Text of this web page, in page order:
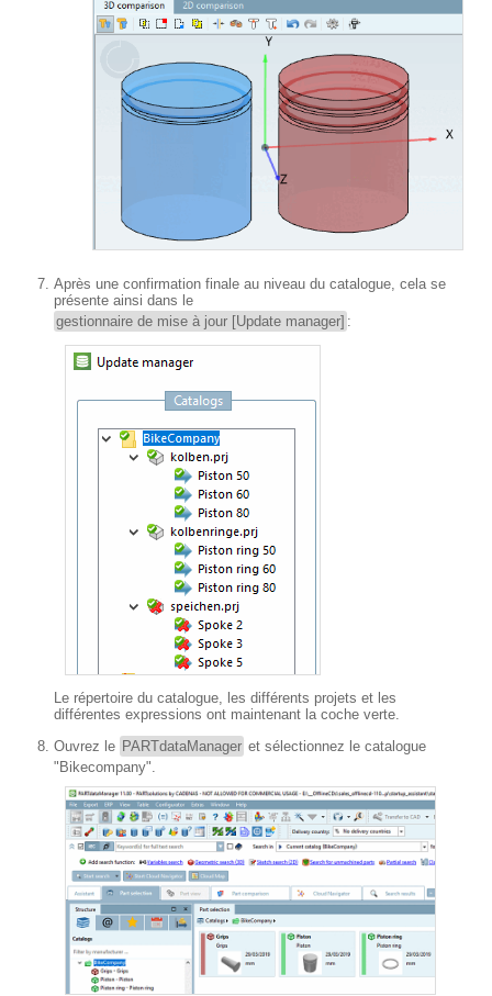
Après une confirmation finale au niveau du catalogue, cela se
présente ainsi dans le
gestionnaire de mise à jour [Update manager] :
Le répertoire du catalogue, les différents projets et les
différentes expressions ont maintenant la coche verte.
Ouvrez le PARTdataManager et sélectionnez le catalogue
"Bikecompany".